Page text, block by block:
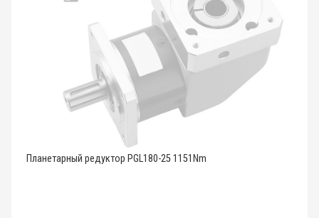
Планетарный редуктор PGL180-25 1151Nm